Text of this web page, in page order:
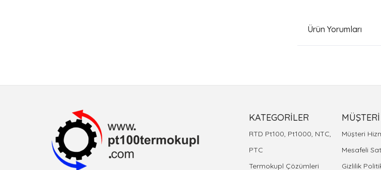
Ürün Yorumları
KATEGORİLER
RTD Pt100, Pt1000, NTC,
PTC
Termokupl Çözümleri
Müşteri
Mesafeli
Gizlilik